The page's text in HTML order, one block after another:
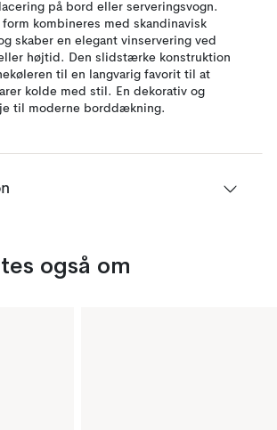
på bord eller serveringsvogn.
form kombineres med skandinavisk
skaber en elegant vinservering ved
højtid. Den slidstærke konstruktion
til en langvarig favorit til at
kolde med stil. En dekorativ og
til moderne borddækning.
også om